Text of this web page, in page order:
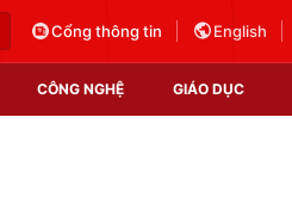
Cổng thông tin English
CÔNG NGHỆ GIÁO DỤC